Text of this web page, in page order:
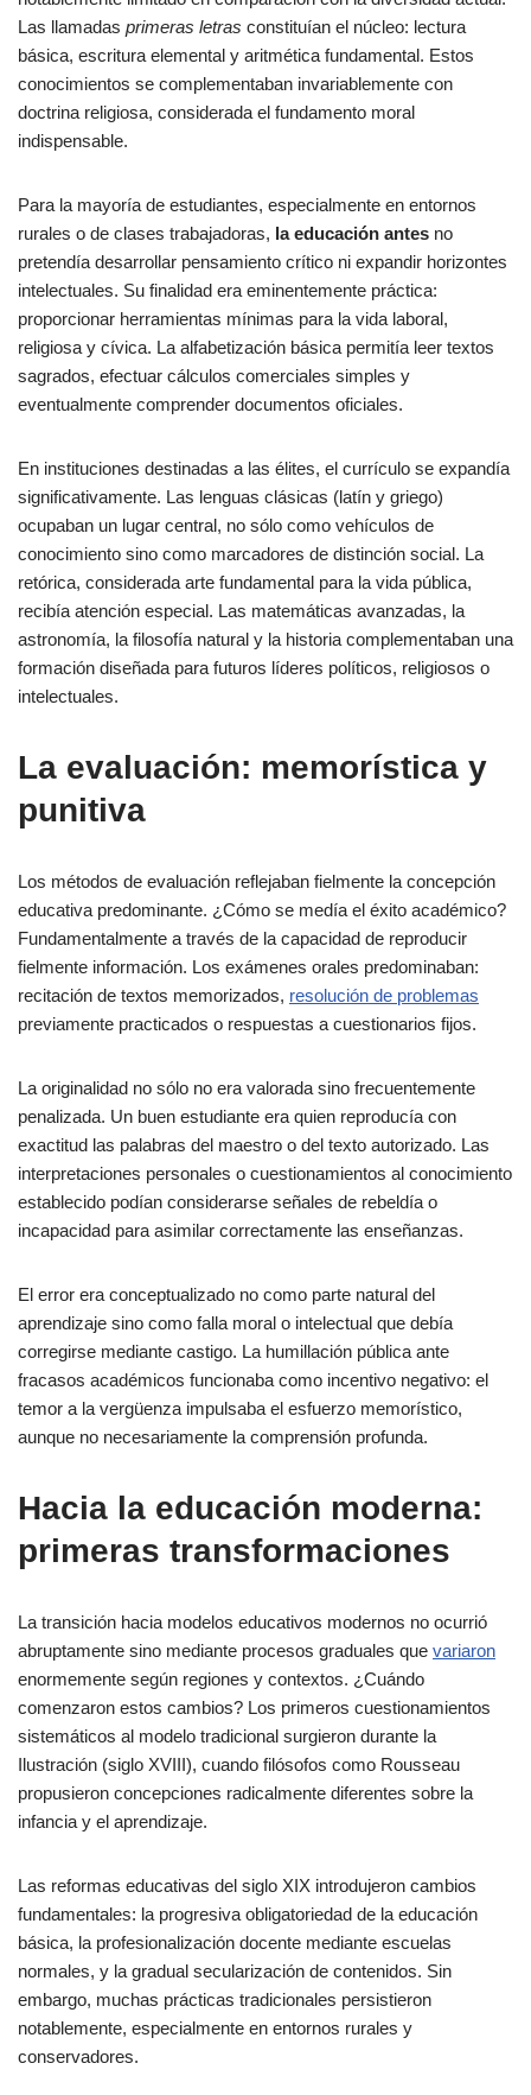
Las llamadas primeras letras constituían el núcleo: lectura
básica, escritura elemental y aritmética fundamental. Estos
conocimientos se complementaban invariablemente con
doctrina religiosa, considerada el fundamento moral
indispensable.
Para la mayoría de estudiantes, especialmente en entornos
rurales o de clases trabajadoras, la educación antes no
pretendía desarrollar pensamiento crítico ni expandir horizontes
intelectuales. Su finalidad era eminentemente práctica:
proporcionar herramientas mínimas para la vida laboral,
religiosa y cívica. La alfabetización básica permitía leer textos
sagrados, efectuar cálculos comerciales simples y
eventualmente comprender documentos oficiales.
En instituciones destinadas a las élites, el currículo se expandía
significativamente. Las lenguas clásicas (latín y griego)
ocupaban un lugar central, no sólo como vehículos de
conocimiento sino como marcadores de distinción social. La
retórica, considerada arte fundamental para la vida pública,
recibía atención especial. Las matemáticas avanzadas, la
astronomía, la filosofía natural y la historia complementaban una
formación diseñada para futuros líderes políticos, religiosos o
intelectuales.
La evaluación: memorística y
punitiva
Los métodos de evaluación reflejaban fielmente la concepción
educativa predominante. ¿Cómo se medía el éxito académico?
Fundamentalmente a través de la capacidad de reproducir
fielmente información. Los exámenes orales predominaban:
recitación de textos memorizados, resolución de problemas
previamente practicados o respuestas a cuestionarios fijos.
La originalidad no sólo no era valorada sino frecuentemente
penalizada. Un buen estudiante era quien reproducía con
exactitud las palabras del maestro o del texto autorizado. Las
interpretaciones personales o cuestionamientos al conocimiento
establecido podían considerarse señales de rebeldía o
incapacidad para asimilar correctamente las enseñanzas.
El error era conceptualizado no como parte natural del
aprendizaje sino como falla moral o intelectual que debía
corregirse mediante castigo. La humillación pública ante
fracasos académicos funcionaba como incentivo negativo: el
temor a la vergüenza impulsaba el esfuerzo memorístico,
aunque no necesariamente la comprensión profunda.
Hacia la educación moderna:
primeras transformaciones
La transición hacia modelos educativos modernos no ocurrió
abruptamente sino mediante procesos graduales que variaron
enormemente según regiones y contextos. ¿Cuándo
comenzaron estos cambios? Los primeros cuestionamientos
sistemáticos al modelo tradicional surgieron durante la
Ilustración (siglo XVIII), cuando filósofos como Rousseau
propusieron concepciones radicalmente diferentes sobre la
infancia y el aprendizaje.
Las reformas educativas del siglo XIX introdujeron cambios
fundamentales: la progresiva obligatoriedad de la educación
básica, la profesionalización docente mediante escuelas
normales, y la gradual secularización de contenidos. Sin
embargo, muchas prácticas tradicionales persistieron
notablemente, especialmente en entornos rurales y
conservadores.